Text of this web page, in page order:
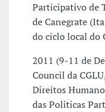
Participativo de
de Canegrate
do ciclo local do
2011 (9-11 de
Council da
Direitos
das Politicas